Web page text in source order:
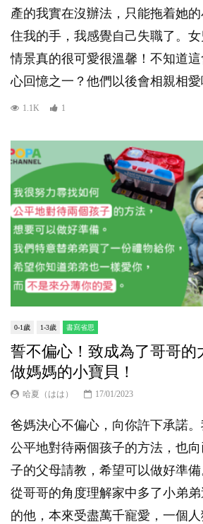
產的我實在沒辦法，只能拖着她
住我的手，我感覺自己失職了。
情景真的很可愛很溫馨！不知道
心回憶之一？他們以後會相親相
1.1K 1
0-1歲 1-3歲 書寫省思
誓不偏心！致成為了哥哥的
做媽媽的小寶貝！
哈夏（はは） 17/01/2023
爸媽決心不偏心，向你許下承諾
公平地對待兩個孩子的方法，也
子的父母請教，希望可以做好準
從哥哥的角度理解家中多了小弟
的他，本來受盡萬千寵愛，一個